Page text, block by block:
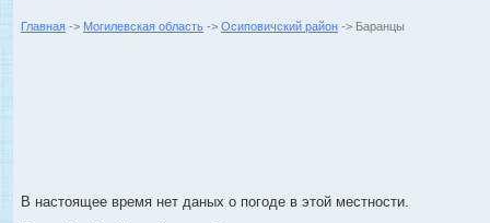
Главная -> Могилевская область -> Осиповичский район -> Баранцы
В настоящее время нет даных о погоде в этой местности.